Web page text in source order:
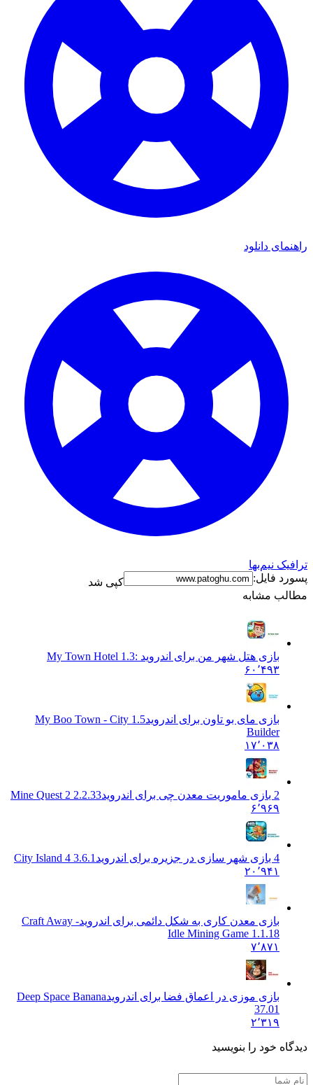
راهنمای دانلود
ترافیک نیم‌بها
پسورد فایل:
کپی شد
مطالب مشابه
بازی هتل شهر من برای اندروید :1.3 My Town Hotel
۶۰٬۴۹۳
بازی مای بو تاون برای اندروید
1.5 My Boo Town - City
Builder
۱۷٬۰۳۸
2 بازی ماموریت معدن چی برای اندروید
2.2.33 Mine Quest 2
۶٬۹۶۹
4 بازی شهر سازی در جزیره برای اندروید
City Island 4 3.6.1
۲۰٬۹۴۱
بازی معدن کاری به شکل دائمی برای اندرویدCraft Away -
Idle Mining Game 1.1.18
۷٬۸۷۱
بازی موزی در اعماق فضا برای اندرویدDeep Space Banana
37.01
۲٬۳۱۹
دیدگاه خود را بنویسید